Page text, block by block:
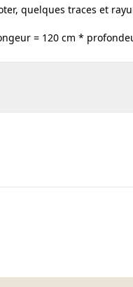
quelques traces et
= 120 cm *